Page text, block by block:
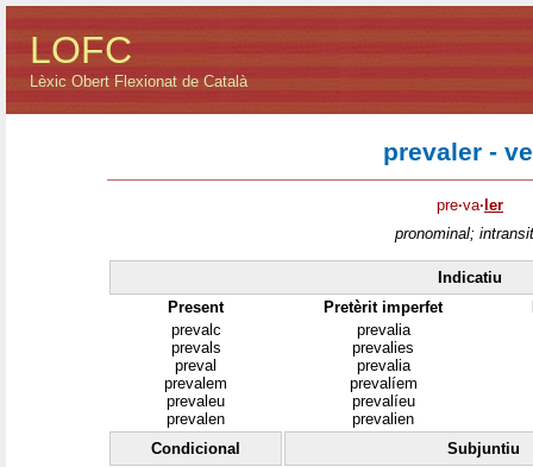
LOFC
Lèxic Obert Flexionat de Català
prevaler -
pre·va· ler
pronominal;
Indicatiu
Present
Pretèrit imperfet
prevalc
prevals
preval
prevalem
prevaleu
prevalen
prevalia
prevalies
prevalia
prevalíem
prevalíeu
prevalien
Condicional
Subjuntiu